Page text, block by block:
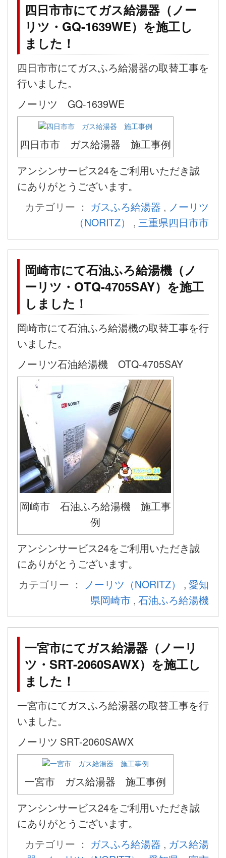
四日市市にてガス給湯器（ノー
リツ・GQ-1639WE）を施工し
ました！
四日市市にてガスふろ給湯器の取替工事を
行いました。
ノーリツ GQ-1639WE
四日市市 ガス給湯器 施工事例
アンシンサービス24をご利用いただき誠
にありがとうございます。
カテゴリー ： ガスふろ給湯器 , ノーリツ
（NORITZ）
, 三重県四日市市
岡崎市にて石油ふろ給湯機（ノ
ーリツ・OTQ-4705SAY）を施工
しました！
岡崎市にて石油ふろ給湯機の取替工事を行
いました。
ノーリツ石油給湯機 OTQ-4705SAY
岡崎市 石油ふろ給湯機 施工事
例
アンシンサービス24をご利用いただき誠
にありがとうございます。
カテゴリー ：
ノーリツ（NORITZ） , 愛知
県岡崎市 , 石油ふろ給湯機
一宮市にてガス給湯器（ノーリ
ツ・SRT-2060SAWX）を施工し
ました！
一宮市にてガスふろ給湯器の取替工事を行
いました。
ノーリツ SRT-2060SAWX
一宮市 ガス給湯器 施工事例
アンシンサービス24をご利用いただき誠
にありがとうございます。
カテゴリー ： ガスふろ給湯器 , ガス給湯